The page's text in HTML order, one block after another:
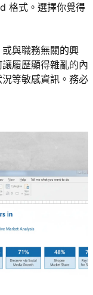
格式。選擇你覺得
與職務無關的興
履歷顯得雜亂的內
等敏感資訊。務必